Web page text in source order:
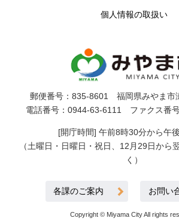
個人情報の取扱い
郵便番号：835-8601 福岡県みやま市
電話番号：0944-63-6111 ファクス番
[開庁時間] 午前8時30分から午
（土曜日・日曜日・祝日、12月29日から
く）
各課のご案内 お問い
Copyright © Miyama City All rights